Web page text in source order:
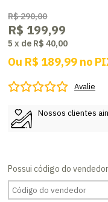
R$ 290,00
R$ 199,99
5 x de R$ 40,00
Ou R$ 189,99 no
Avalie
Nossos clientes